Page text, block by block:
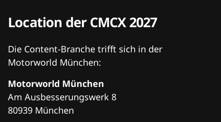
Location der CMCX 2027
Die Content-Branche trifft sich in der
Motorworld München:
Motorworld München
Am Ausbesserungswerk 8
80939 München